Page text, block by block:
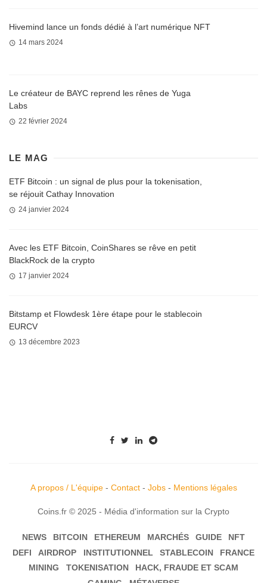
Hivemind lance un fonds dédié à l’art numérique NFT
14 mars 2024
Le créateur de BAYC reprend les rênes de Yuga
Labs
22 février 2024
LE MAG
ETF Bitcoin : un signal de plus pour la tokenisation,
se réjouit Cathay Innovation
24 janvier 2024
Avec les ETF Bitcoin, CoinShares se rêve en petit
BlackRock de la crypto
17 janvier 2024
Bitstamp et Flowdesk 1ère étape pour le stablecoin
EURCV
13 décembre 2023
A propos / L'équipe- Contact- Jobs- Mentions légales
Coins.fr © 2025 - Média d'information sur la Crypto
NEWS BITCOIN ETHEREUM MARCHÉS GUIDE
NFT
DEFI
AIRDROP INSTITUTIONNEL STABLECOIN
FRANCE
MINING
TOKENISATION
HACK, FRAUDE ET SCAM